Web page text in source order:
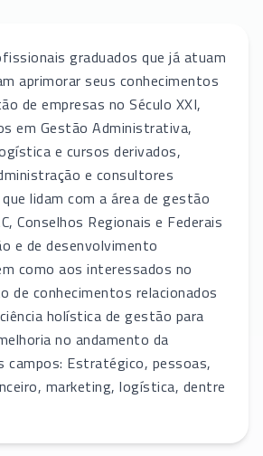
graduados que já atuam
aprimorar seus conhecimentos
de empresas no Século XXI,
em Gestão Administrativa,
e cursos derivados,
e consultores
lidam com a área de gestão
Conselhos Regionais e Federais
e de desenvolvimento
como aos interessados no
de conhecimentos relacionados
holística de gestão para
no andamento da
campos: Estratégico, pessoas,
marketing, logística, dentre